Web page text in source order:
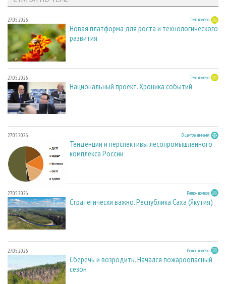
27.05.2026 Тема номера
Новая платформа для роста и технологического
развития
27.05.2026 Тема номера
Национальный проект. Хроника событий
27.05.2026 В центре внимания
Тенденции и перспективы лесопромышленного
комплекса России
27.05.2026 Регион номера
Стратегически важно. Республика Саха (Якутия)
27.05.2026 Регион номера
Сберечь и возродить. Начался пожароопасный
сезон